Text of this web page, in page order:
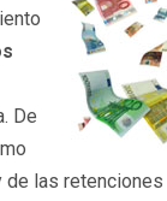
De
de las